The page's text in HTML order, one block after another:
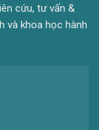
cứu, tư vấn &
và khoa học hành